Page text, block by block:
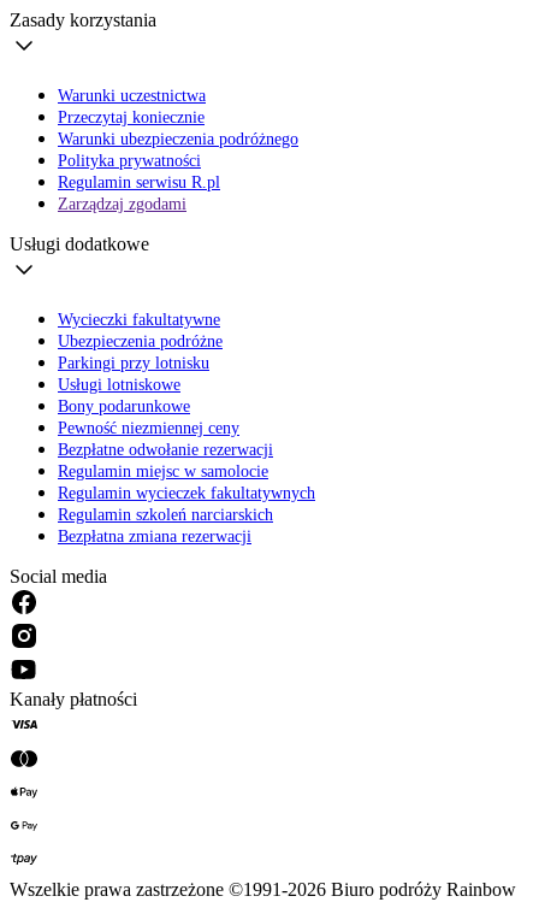
Zasady korzystania
Warunki uczestnictwa
Przeczytaj koniecznie
Warunki ubezpieczenia podróżnego
Polityka prywatności
Regulamin serwisu R.pl
Zarządzaj zgodami
Usługi dodatkowe
Wycieczki fakultatywne
Ubezpieczenia podróżne
Parkingi przy lotnisku
Usługi lotniskowe
Bony podarunkowe
Pewność niezmiennej ceny
Bezpłatne odwołanie rezerwacji
Regulamin miejsc w samolocie
Regulamin wycieczek fakultatywnych
Regulamin szkoleń narciarskich
Bezpłatna zmiana rezerwacji
Social media
Kanały płatności
Wszelkie prawa zastrzeżone ©1991-2026 Biuro podróży Rainbow